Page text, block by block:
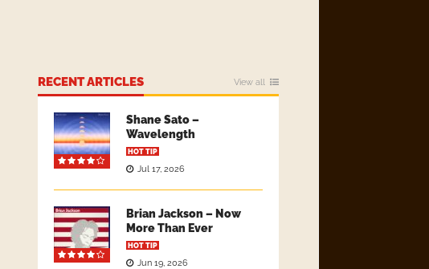
RECENT ARTICLES View all
Shane Sato –
Wavelength
HOT TIP
Jul 17, 2026
Brian Jackson – Now
More Than Ever
HOT TIP
Jun 19, 2026